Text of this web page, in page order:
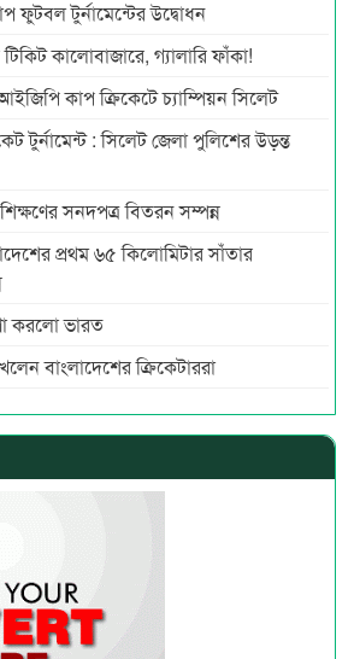
ফুটবল টুর্নামেন্টের উদ্বোধন
কালোবাজারে, গ্যালারি ফাঁকা!
কাপ ক্রিকেটে চ্যাম্পিয়ন সিলেট
টুর্নামেন্ট : সিলেট জেলা পুলিশের উড়ন্ত
সনদপত্র বিতরন সম্পন্ন
প্রথম ৬৫ কিলোমিটার সাঁতার
করলো ভারত
বাংলাদেশের ক্রিকেটাররা